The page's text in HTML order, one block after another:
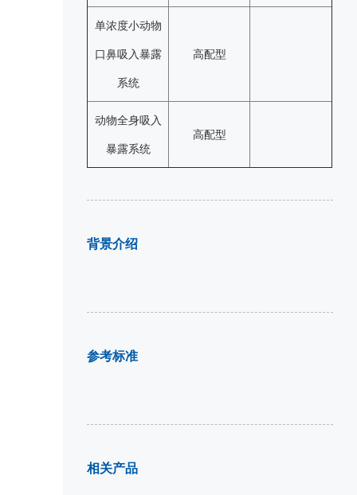
单浓度小动物
口鼻吸入暴露
系统
高配型
动物全身吸入
暴露系统
高配型
背景介绍
参考标准
相关产品